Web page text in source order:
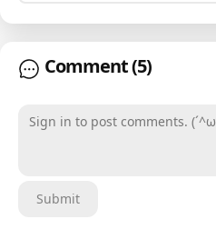
Comment(5)
Submit